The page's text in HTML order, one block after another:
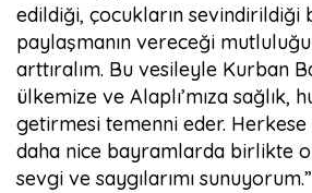
edildiği, çocukların sevindirildiği
paylaşmanın vereceği
arttıralım. Bu vesileyle Kurban
ülkemize ve Alaplı’mıza sağlık,
getirmesi temenni eder.
daha nice bayramlarda birlikte
sevgi ve saygılarımı